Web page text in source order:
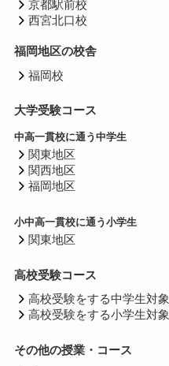
京都駅前校
西宮北口校
福岡地区の校舎
福岡校
大学受験コース
中高一貫校に通う中学生
関東地区
関西地区
福岡地区
小中高一貫校に通う小学生
関東地区
高校受験コース
高校受験をする中学生対象
高校受験をする小学生対象
その他の授業・コース